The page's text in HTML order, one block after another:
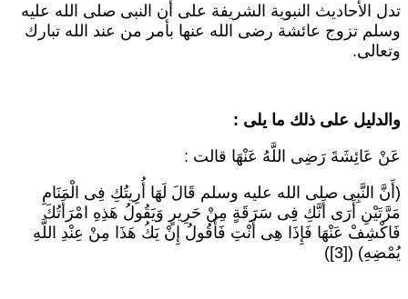
الأحاديث النبوية الشريفة على أن النبى صلى الله عليه
تزوج عائشة رضى الله عنها بأمر من عند الله تبارك
على ذلك ما يلى :
عَائِشَةَ رَضِى اللَّهُ عَنْهَا قالت :
النَّبِى صلى الله عليه وسلم قَالَ لَهَا أُرِيتُكِ فِى الْمَنَامِ
أَرَى أَنَّكِ فِى سَرَقَةٍ مِنْ حَرِيرٍ وَيَقُولُ هَذِهِ امْرَأَتُكَ
عَنْهَا فَإِذَا هِى أَنْتِ فَأَقُولُ إِنْ يَكُ هَذَا مِنْ عِنْدِ اللَّهِ
([3])